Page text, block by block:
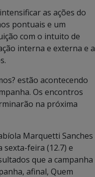
as ações do
pontuais e um
com o intuito de
interna e externa e a
estão acontecendo
Os encontros
na próxima
Marquetti Sanches
feira (12.7) e
que a campanha
afinal, Quem